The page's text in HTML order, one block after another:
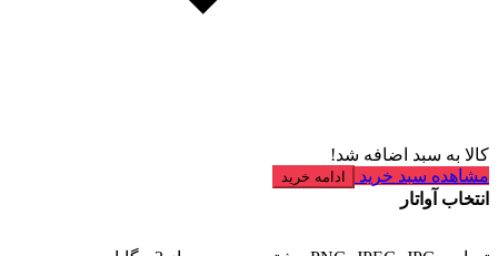
کالا به سبد اضافه شد!
مشاهده سبد خرید
ادامه خرید
انتخاب آواتار